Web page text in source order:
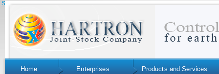
Skip to navigation
Home Enterprises Products and Services